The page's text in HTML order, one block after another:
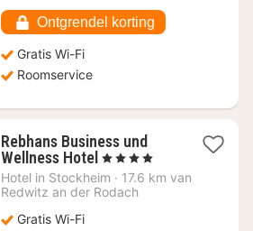
65,70
Ontgrendel korting
Gratis Wi-Fi
Roomservice
Rebhans Business und
Wellness Hotel 1
nacht
vanaf
, 4 Sterren
Hotel in Stockheim · 17.6 km van
Redwitz an der Rodach
Gratis Wi-Fi